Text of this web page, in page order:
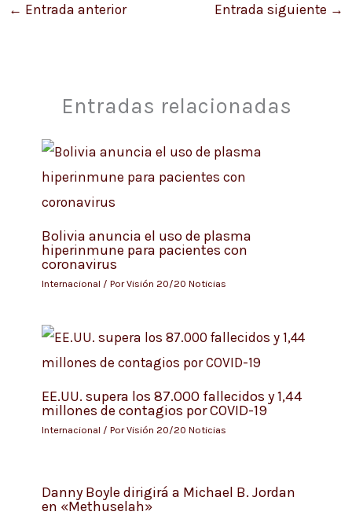
← Entrada anterior Entrada siguiente →
Entradas relacionadas
Bolivia anuncia el uso de plasma
hiperinmune para pacientes con
coronavirus
Internacional / PorVisión 20/20 Noticias
EE.UU. supera los 87.000 fallecidos y 1,44
millones de contagios por COVID-19
Internacional / PorVisión 20/20 Noticias
Danny Boyle dirigirá a Michael B. Jordan
en «Methuselah»